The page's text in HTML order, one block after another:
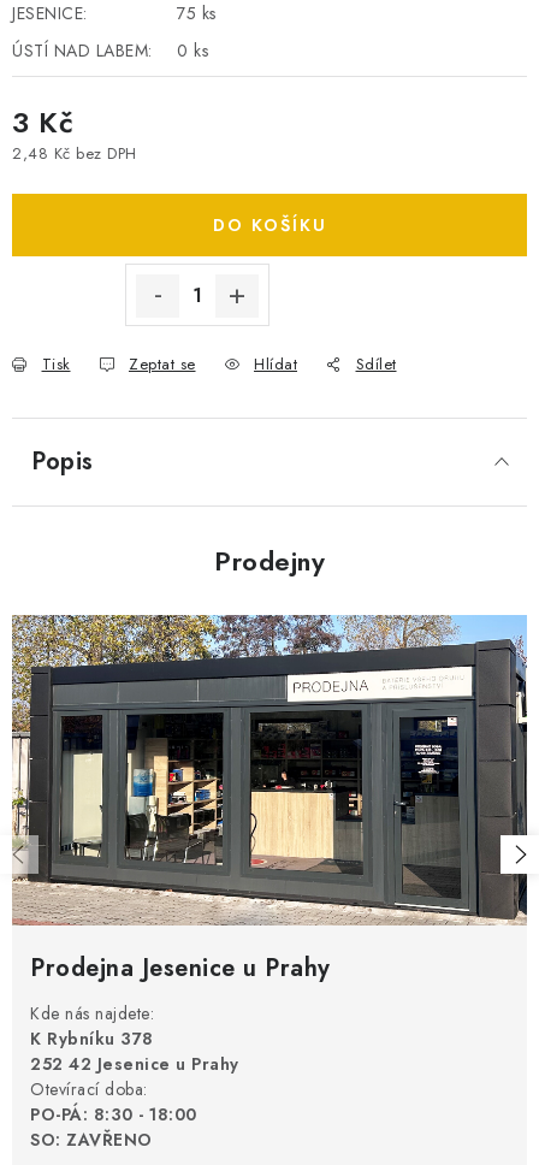
BATERIE PRO NOUZOVÁ OSVĚTLENÍ
PŘÍSLUŠENSTVÍ
JESENICE:
75 ks
ÚSTÍ NAD LABEM:
0 ks
3 Kč
2,48 Kč bez DPH
DO KOŠÍKU
Tisk Zeptat se Hlídat Sdílet
Popis
Prodejny
Prodejna Jesenice u Prahy
Kde nás najdete:
K Rybníku 378
252 42 Jesenice u Prahy
Otevírací doba:
PO-PÁ: 8:30 - 18:00
SO: ZAVŘENO